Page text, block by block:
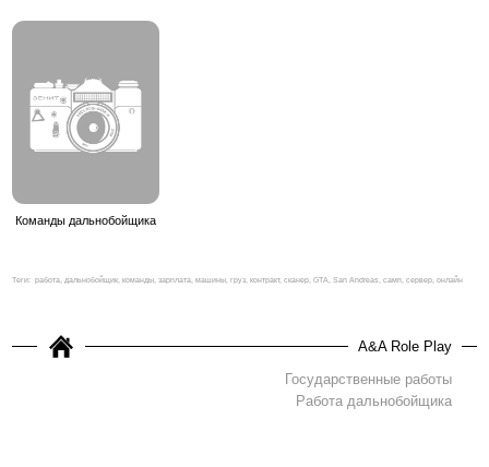
Команды дальнобойщика
Теги: работа, дальнобойщик, команды, зарплата, машины, груз, контракт, сканер, GTA, San Andreas, самп, сервер, онлайн
A&A Role Play
Государственные работы
Работа дальнобойщика